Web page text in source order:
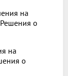
на
о
на
о